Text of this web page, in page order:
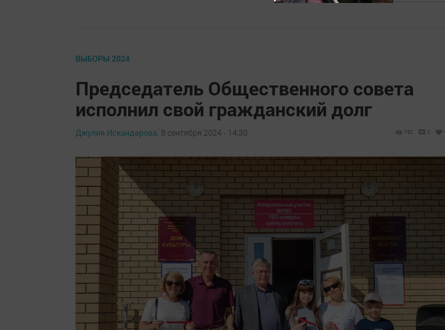
ВЫБОРЫ 2024
Председатель Общественного совета
исполнил свой гражданский долг
Джулия Искандарова, 8 сентября 2024 - 14:30 762 0